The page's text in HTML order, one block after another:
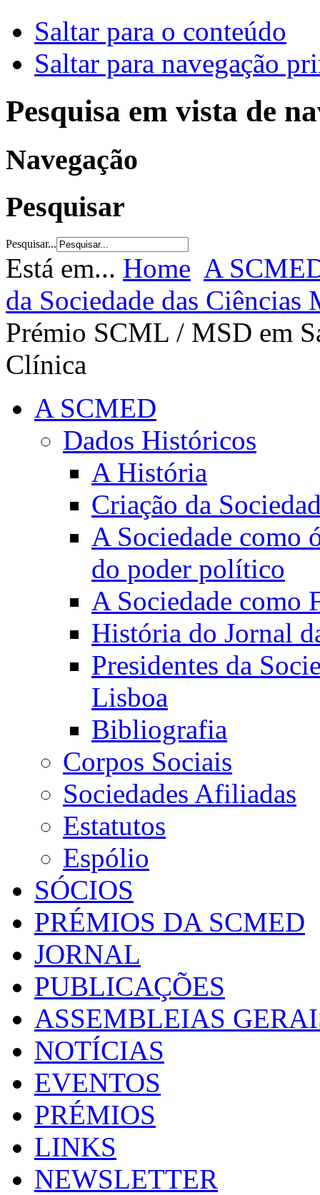
Saltar para o conteúdo
Saltar para navegação
Pesquisa em vista de
Navegação
Pesquisar
Pesquisar...
Está em... Home A
da Sociedade das Ciências
Prémio SCML / MSD em
Clínica
A SCMED
Dados Históricos
A História
Criação da
A Sociedade como
do poder político
A Sociedade como
História do Jornal
Presidentes da
Lisboa
Bibliografia
Corpos Sociais
Sociedades Afiliadas
Estatutos
Espólio
SÓCIOS
PRÉMIOS DA SCMED
JORNAL
PUBLICAÇÕES
ASSEMBLEIAS
NOTÍCIAS
EVENTOS
PRÉMIOS
LINKS
NEWSLETTER